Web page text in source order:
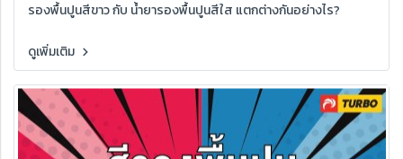
รองพื้นปูนสีขาว กับ น้ำยารองพื้นปูนสีใส แตกต่างกันอย่างไร?
ดูเพิ่มเติม